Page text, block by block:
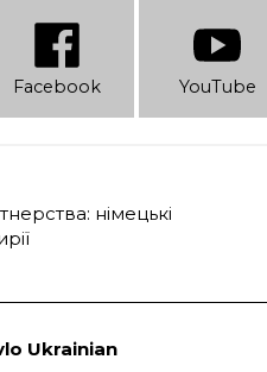
Facebook YouTube
німецькі
Ukrainian